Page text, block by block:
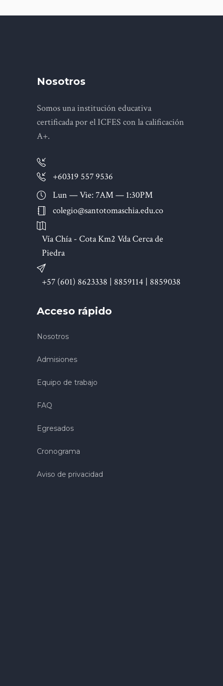
Nosotros
Somos una institución educativa
certificada por el ICFES con la calificación
A+.
+60319 557 9536
Lun — Vie: 7AM — 1:30PM
colegio@santotomaschia.edu.co
Vía Chía - Cota Km2 Vda Cerca de
Piedra
+57 (601) 8623338 | 8859114 | 8859038
Acceso rápido
Nosotros
Admisiones
Equipo de trabajo
FAQ
Egresados
Cronograma
Aviso de privacidad